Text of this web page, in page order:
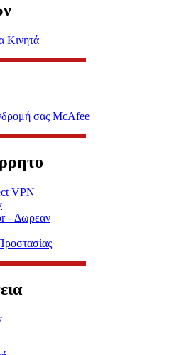
Κινητά
σας McAfee
VPN
- Δωρεαν